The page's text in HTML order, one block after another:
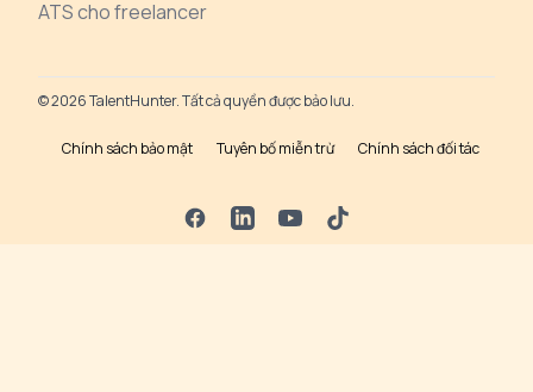
ATS cho freelancer
© 2026 TalentHunter. Tất cả quyền được bảo lưu.
Chính sách bảo mật Tuyên bố miễn trừ Chính sách đối tác
FacebookLinkedInYouTubeTikTok